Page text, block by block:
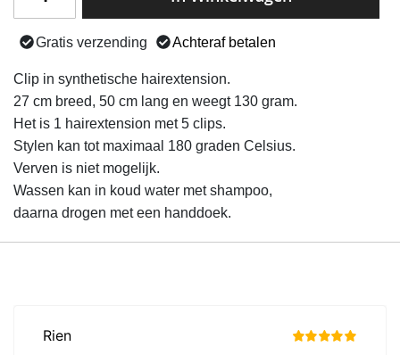
Gratis verzending Achteraf betalen
Clip in synthetische hairextension.
27 cm breed, 50 cm lang en weegt 130 gram.
Het is 1 hairextension met 5 clips.
Stylen kan tot maximaal 180 graden Celsius.
Verven is niet mogelijk.
Wassen kan in koud water met shampoo,
daarna drogen met een handdoek.